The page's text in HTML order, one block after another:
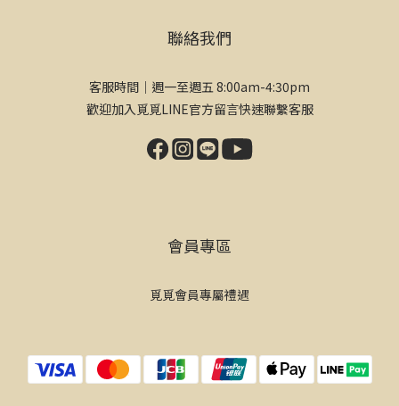
聯絡我們
客服時間｜週一至週五 8:00am-4:30pm
歡迎加入覓覓LINE官方留言快速聯繫客服
會員專區
覓覓會員專屬禮遇